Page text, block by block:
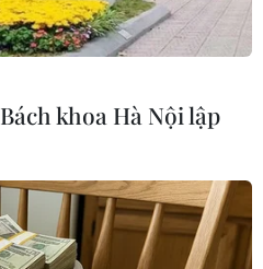
khoa Hà Nội lập